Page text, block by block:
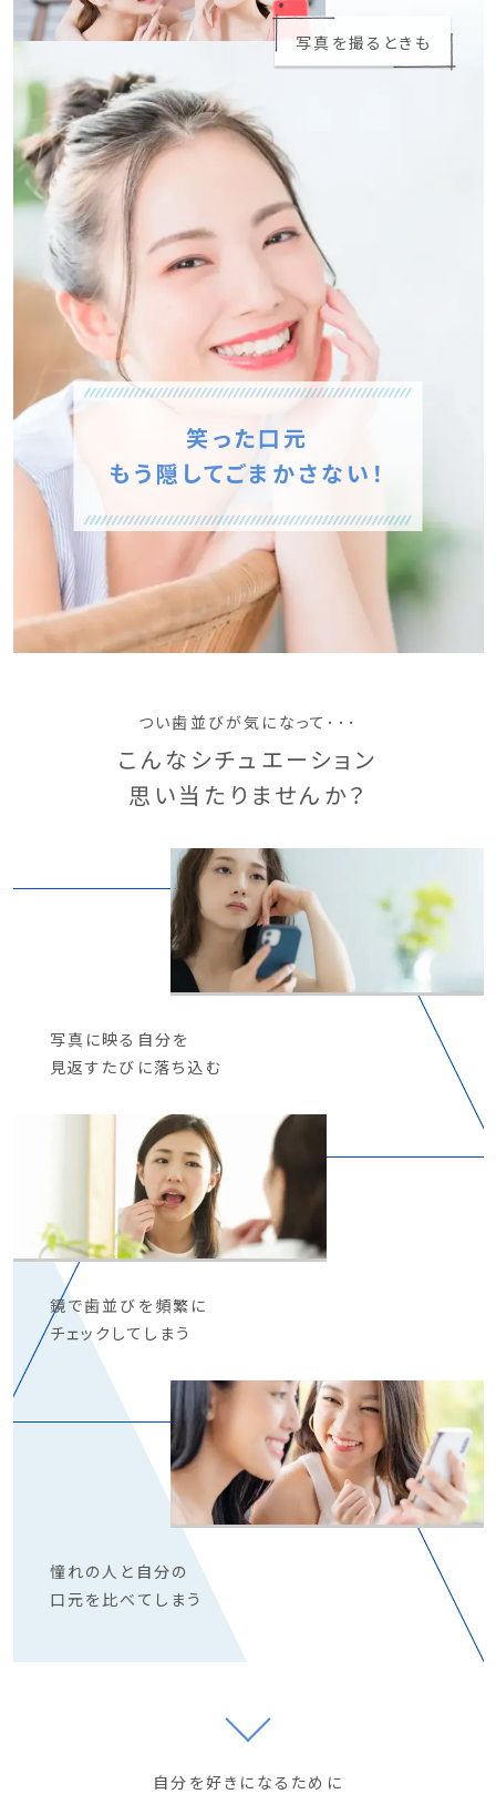
写真を撮るときも
笑った口元
もう隠してごまかさない！
つい歯並びが気になって･･･
こんなシチュエーション
思い当たりませんか？
写真に映る自分を
見返すたびに落ち込む
鏡で歯並びを頻繁に
チェックしてしまう
憧れの人と自分の
口元を比べてしまう
自分を好きになるために